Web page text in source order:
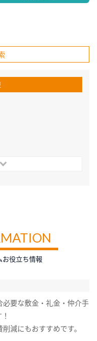
役立ち情報
要な敷金・礼金・仲介手
減にもおすすめです。